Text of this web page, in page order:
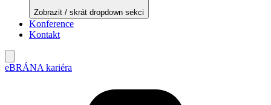
Zobrazit / skrát dropdown sekci
Konference
Kontakt
eBRÁNA kariéra